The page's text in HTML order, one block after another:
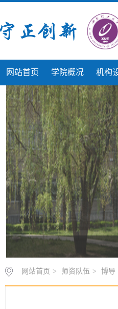
网站首页 学院概况 机构
网站首页 > 师资队伍 > 博导